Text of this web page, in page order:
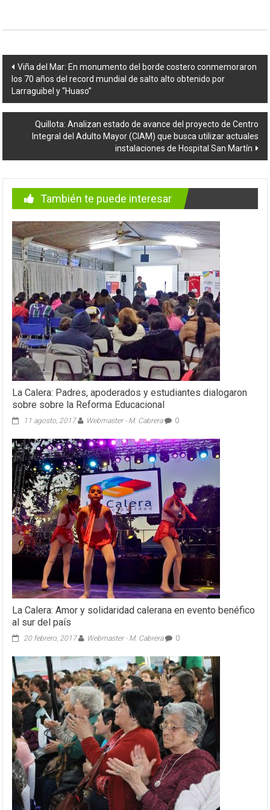
Navegación
de
entradas
Viña del Mar: En monumento del borde costero conmemoraron
los 70 años del record mundial de salto alto obtenido por
Larraguibel y “Huaso”
Quillota: Analizan estado de avance del proyecto de Centro
Integral del Adulto Mayor (CIAM) que busca utilizar actuales
instalaciones de Hospital San Martín
También te puede interesar
La Calera: Padres, apoderados y estudiantes dialogaron
sobre sobre la Reforma Educacional
11 agosto, 2017 Webmaster - M. Cabrera 0
La Calera: Amor y solidaridad calerana en evento benéfico
al sur del país
20 febrero, 2017 Webmaster - M. Cabrera 0